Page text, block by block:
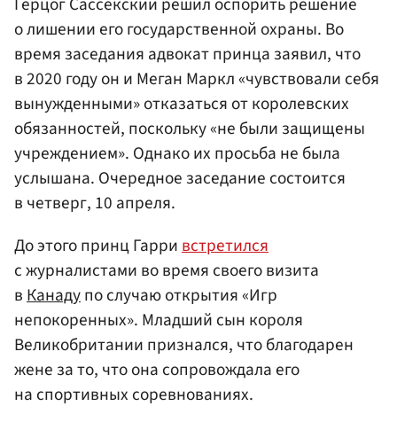
о лишении его государственной охраны. Во
время заседания адвокат принца заявил, что
в 2020 году он и Меган Маркл «чувствовали себя
вынужденными» отказаться от королевских
обязанностей, поскольку «не были защищены
учреждением». Однако их просьба не была
услышана. Очередное заседание состоится
в четверг, 10 апреля.
До этого принц Гарри встретился
с журналистами во время своего визита
в Канадупо случаю открытия «Игр
непокоренных». Младший сын короля
Великобритании признался, что благодарен
жене за то, что она сопровождала его
на спортивных соревнованиях.